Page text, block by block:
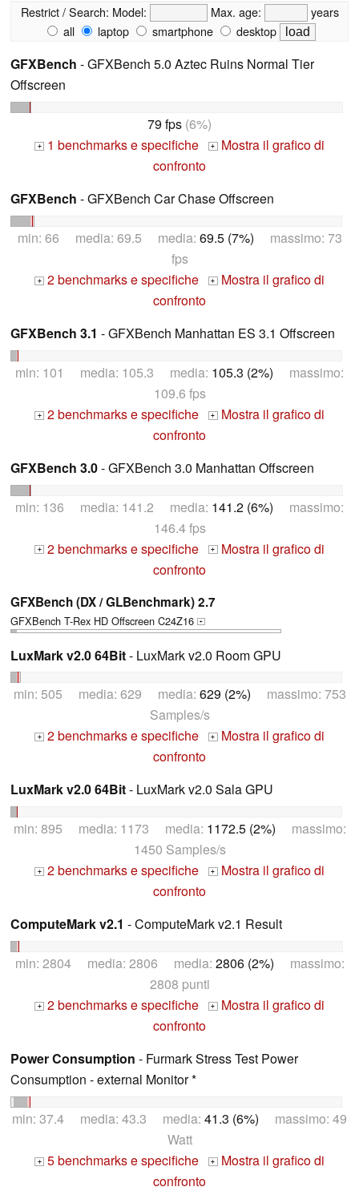
Restrict / Search: Model: Max. age:
years
all
laptop smartphone desktop
GFXBench - GFXBench 5.0 Aztec Ruins Normal Tier
Offscreen
79 fps (6%)
+ 1 benchmarks e specifiche + Mostra il grafico di
confronto
GFXBench - GFXBench Car Chase Offscreen
min: 66 media: 69.5 media: 69.5 (7%) massimo: 73
fps
+ 2 benchmarks e specifiche + Mostra il grafico di
confronto
GFXBench 3.1 - GFXBench Manhattan ES 3.1 Offscreen
min: 101 media: 105.3 media: 105.3 (2%) massimo:
109.6 fps
+ 2 benchmarks e specifiche + Mostra il grafico di
confronto
GFXBench 3.0- GFXBench 3.0 Manhattan Offscreen
min: 136 media: 141.2 media: 141.2 (6%) massimo:
146.4 fps
+ 2 benchmarks e specifiche + Mostra il grafico di
confronto
GFXBench (DX / GLBenchmark) 2.7
GFXBench T-Rex HD Offscreen C24Z16 +
LuxMark v2.0 64Bit- LuxMark v2.0 Room GPU
min: 505 media: 629 media: 629 (2%) massimo: 753
Samples/s
+ 2 benchmarks e specifiche + Mostra il grafico di
confronto
LuxMark v2.0 64Bit- LuxMark v2.0 Sala GPU
min: 895 media: 1173 media: 1172.5 (2%) massimo:
1450 Samples/s
+ 2 benchmarks e specifiche + Mostra il grafico di
confronto
ComputeMark v2.1 - ComputeMark v2.1 Result
min: 2804 media: 2806 media: 2806 (2%) massimo:
2808 punti
+ 2 benchmarks e specifiche + Mostra il grafico di
confronto
Power Consumption - Furmark Stress Test Power
Consumption - external Monitor *
min: 37.4 media: 43.3 media: 41.3 (6%) massimo: 49
Watt
+ 5 benchmarks e specifiche + Mostra il grafico di
confronto